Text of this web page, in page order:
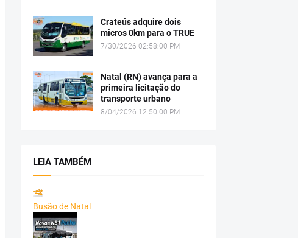
Crateús adquire dois
micros 0km para o TRUE
7/30/2026 02:58:00 PM
Natal (RN) avança para a
primeira licitação do
transporte urbano
8/04/2026 12:50:00 PM
LEIA TAMBÉM
Busão de Natal